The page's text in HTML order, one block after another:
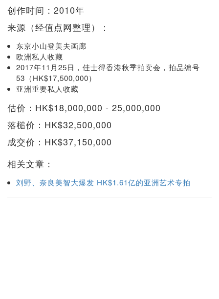
创作时间：2010年
来源（经值点网整理）：
东京小山登美夫画廊
欧洲私人收藏
2017年11月25日，佳士得香港秋季拍卖会，拍品编号
53（HK$17,500,000）
亚洲重要私人收藏
估价：HK$18,000,000 - 25,000,000
落槌价：HK$32,500,000
成交价：HK$37,150,000
相关文章：
刘野、奈良美智大爆发 HK$1.61亿的亚洲艺术专拍